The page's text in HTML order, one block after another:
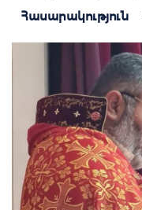
Հասարակություն